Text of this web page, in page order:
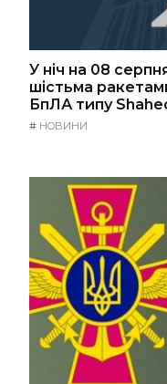
У ніч на 08
шістьма
БпЛА типу
# НОВИНИ